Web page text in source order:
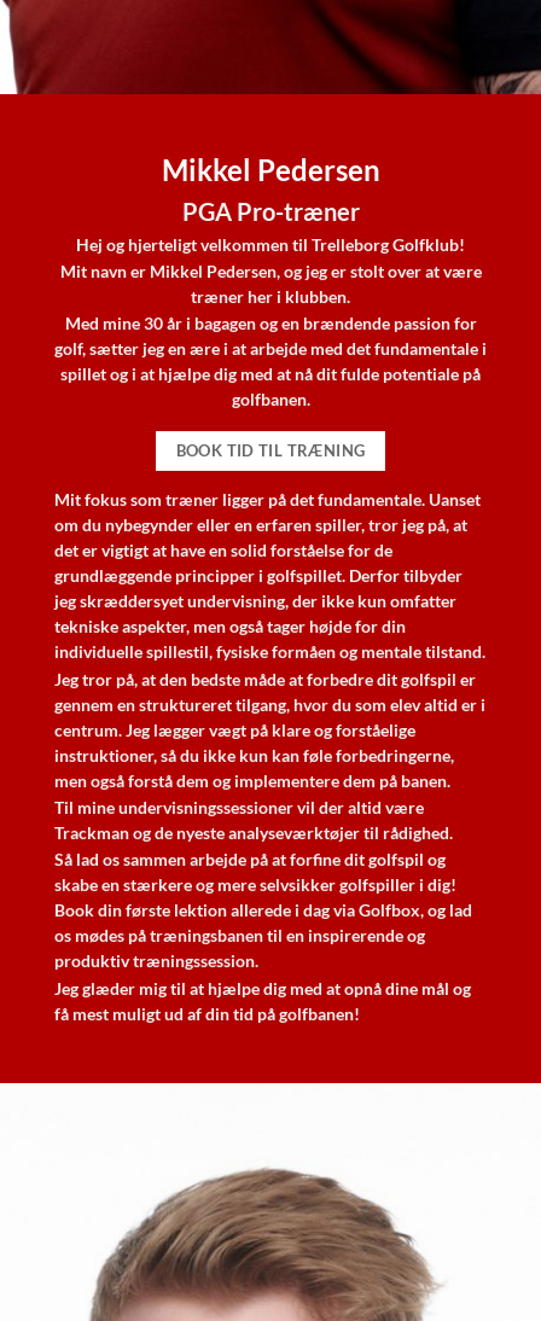
Mikkel Pedersen
PGA Pro-træner
Hej og hjerteligt velkommen til Trelleborg Golfklub!
Mit navn er Mikkel Pedersen, og jeg er stolt over at være
træner her i klubben.
Med mine 30 år i bagagen og en brændende passion for
golf, sætter jeg en ære i at arbejde med det fundamentale i
spillet og i at hjælpe dig med at nå dit fulde potentiale på
golfbanen.
BOOK TID TIL TRÆNING
Mit fokus som træner ligger på det fundamentale. Uanset
om du nybegynder eller en erfaren spiller, tror jeg på, at
det er vigtigt at have en solid forståelse for de
grundlæggende principper i golfspillet. Derfor tilbyder
jeg skræddersyet undervisning, der ikke kun omfatter
tekniske aspekter, men også tager højde for din
individuelle spillestil, fysiske formåen og mentale tilstand.
Jeg tror på, at den bedste måde at forbedre dit golfspil er
gennem en struktureret tilgang, hvor du som elev altid er i
centrum. Jeg lægger vægt på klare og forståelige
instruktioner, så du ikke kun kan føle forbedringerne,
men også forstå dem og implementere dem på banen.
Til mine undervisningssessioner vil der altid være
Trackman og de nyeste analyseværktøjer til rådighed.
Så lad os sammen arbejde på at forfine dit golfspil og
skabe en stærkere og mere selvsikker golfspiller i dig!
Book din første lektion allerede i dag via Golfbox, og lad
os mødes på træningsbanen til en inspirerende og
produktiv træningssession.
Jeg glæder mig til at hjælpe dig med at opnå dine mål og
få mest muligt ud af din tid på golfbanen!